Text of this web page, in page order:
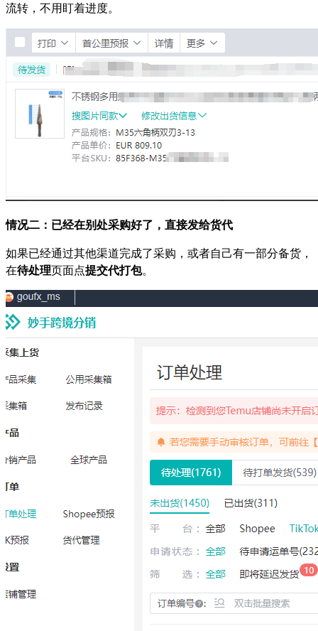
流转，不用盯着进度。
情况二：已经在别处采购好了，直接发给货代
如果已经通过其他渠道完成了采购，或者自己有一部分备货，
在待处理页面点提交代打包。